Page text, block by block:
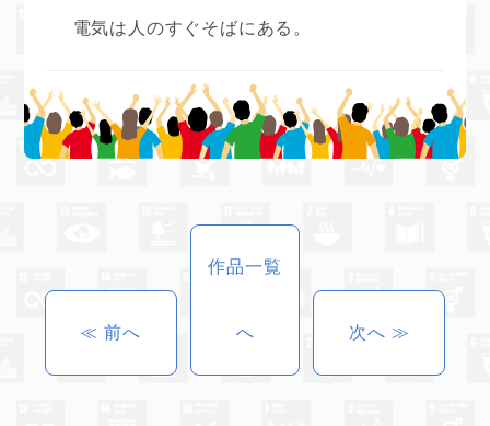
電気は人のすぐそばにある。
≪ 前へ
作品一覧
へ 次へ ≫